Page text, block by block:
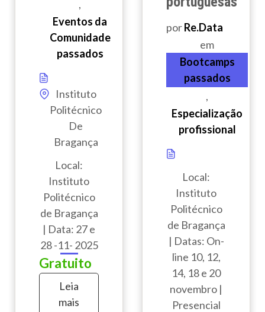
,
Eventos da
Comunidade
passados
Instituto
Politécnico
De
Bragança
Local:
Instituto
Politécnico
de Bragança
| Data: 27 e
28 -11- 2025
Gratuito
Leia
mais
porRe.Data
em
Bootcamps
passados
,
Especialização
profissional
Local:
Instituto
Politécnico
de Bragança
| Datas: On-
line 10, 12,
14, 18 e 20
novembro |
Presencial